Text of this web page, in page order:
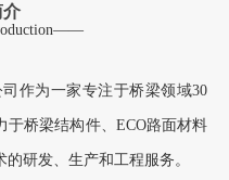
介
作为一家专注于桥梁领域30
于桥梁结构件、ECO路面材料
研发、生产和工程服务。